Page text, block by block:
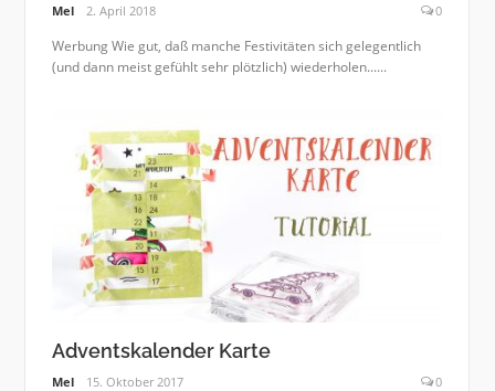
Mel 2. April 2018 0
Werbung Wie gut, daß manche Festivitäten sich gelegentlich
(und dann meist gefühlt sehr plötzlich) wiederholen......
Adventskalender Karte
Mel 15. Oktober 2017 0